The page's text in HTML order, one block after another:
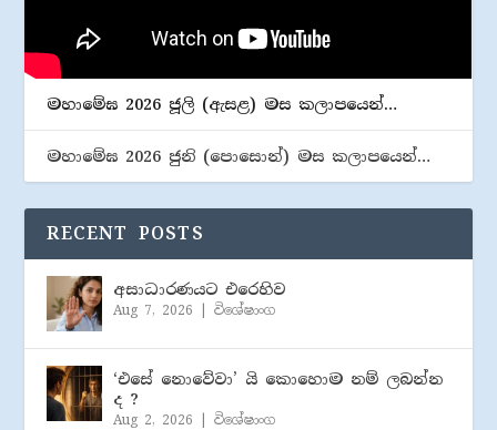
මහාමේඝ 2026 ජූලි (​ඇසළ) මස කලාපයෙන්…
මහාමේඝ 2026 ජුනි (​පොසොන්) මස කලාපයෙන්…
RECENT POSTS
අසාධාරණයට එරෙහිව
Aug 7, 2026 |විශේෂාංග
‘එසේ නොවේවා’ යි කොහොම නම් ලබන්න
ද ?
Aug 2, 2026 |විශේෂාංග